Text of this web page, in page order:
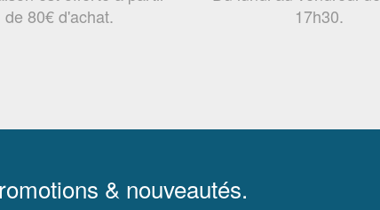
de 80€ d'achat.
17h30.
& nouveautés.